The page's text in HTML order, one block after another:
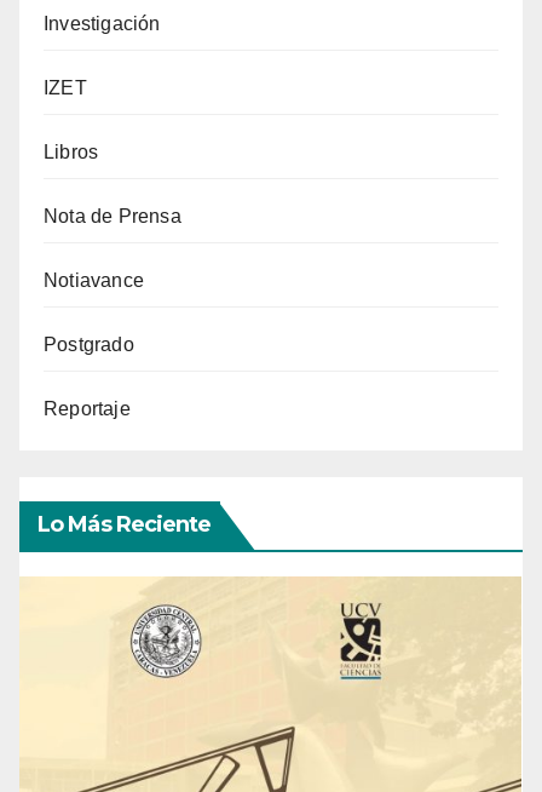
Investigación
IZET
Libros
Nota de Prensa
Notiavance
Postgrado
Reportaje
Lo Más Reciente